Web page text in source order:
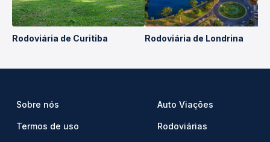
Rodoviária de Curitiba Rodoviária de Londrina
Sobre nós
Termos de uso
Auto Viações
Rodoviárias